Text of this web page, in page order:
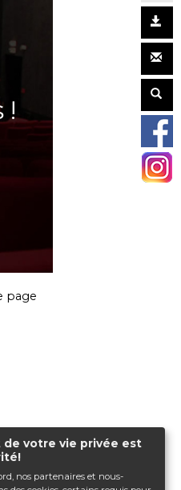
de votre vie privée est
nos partenaires et nous-
!
page